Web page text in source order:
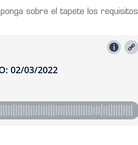
ponga sobre el tapete los requisitos